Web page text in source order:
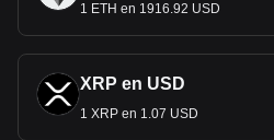
1 ETH en 1916.92 USD
XRP en USD
1 XRP en 1.07 USD